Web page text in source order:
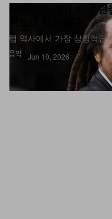
음악
제이지가 데뷔 30주
랩 역사에서 가장 상징적인
Jun 10, 2026